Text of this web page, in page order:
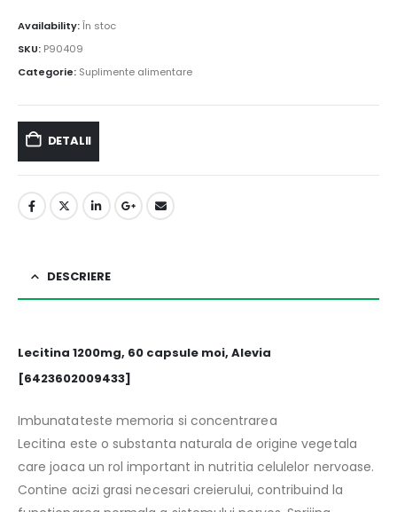
Availability:În stoc
SKU: P90409
Categorie: Suplimente alimentare
DETALII
DESCRIERE
Lecitina 1200mg, 60 capsule moi, Alevia
[6423602009433]
Imbunatateste memoria si concentrarea
Lecitina este o substanta naturala de origine vegetala
care joaca un rol important in nutritia celulelor nervoase.
Contine acizi grasi necesari creierului, contribuind la